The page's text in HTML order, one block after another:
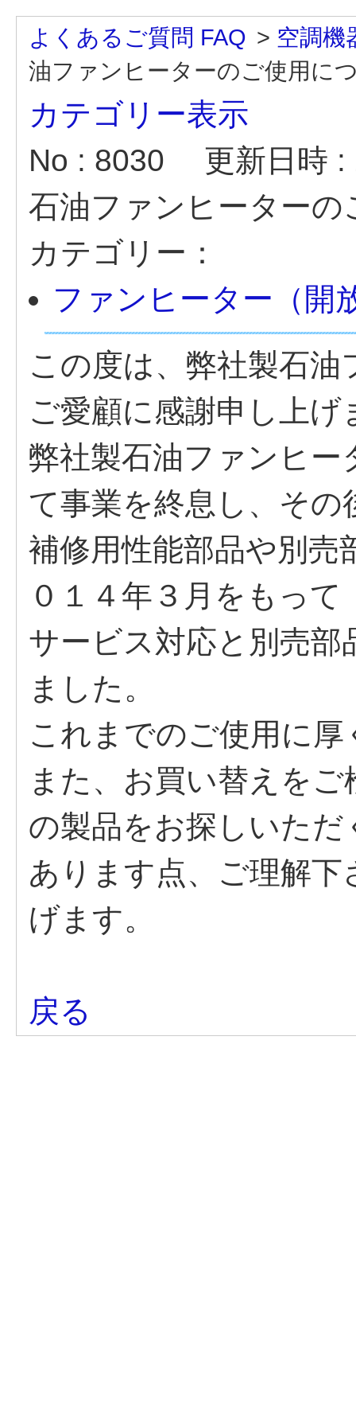
よくあるご質問 FAQ > 空調機
油ファンヒーターのご使用に
カテゴリー表示
No : 8030
更新日時
石油ファンヒーターの
カテゴリー：
ファンヒーター（開
この度は、弊社製石
ご愛顧に感謝申し上げ
弊社製石油ファンヒー
て事業を終息し、その
補修用性能部品や別売
０１４年３月をもって
サービス対応と別売
ました。
これまでのご使用に
また、お買い替えを
の製品をお探しいただ
あります点、ご理解
げます。
戻る